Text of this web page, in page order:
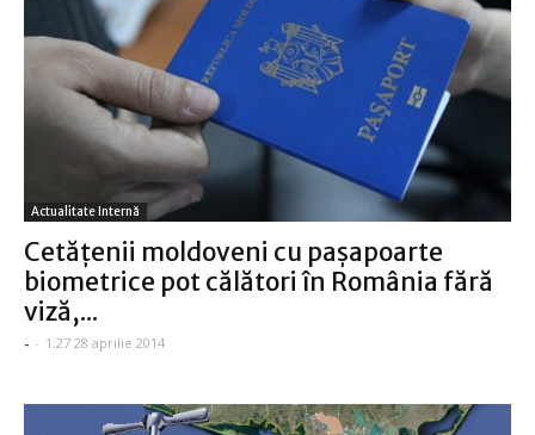
Actualitate Internă
Cetăţenii moldoveni cu paşapoarte
biometrice pot călători în România fără
viză,...
- - 1:27 28 aprilie 2014